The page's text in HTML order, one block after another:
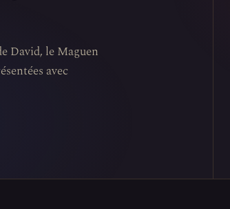
David, le Maguen
avec